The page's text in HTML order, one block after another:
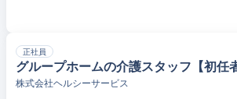
正社員
グループホームの介護スタッフ【初任
株式会社ヘルシーサービス